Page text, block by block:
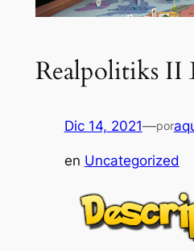
Realpolitiks II
Dic 14, 2021—por
en Uncategorized